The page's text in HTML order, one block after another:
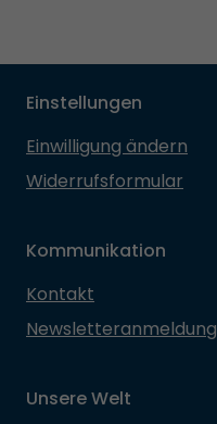
Einstellungen
Einwilligung ändern
Widerrufsformular
Kommunikation
Kontakt
Newsletteranmeldung
Unsere Welt